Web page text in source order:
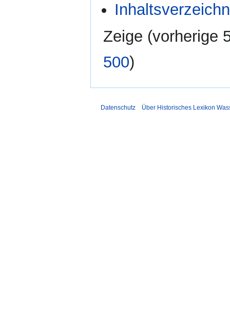
Zeige (vorherige
500)
Datenschutz Über Historisches Lexikon